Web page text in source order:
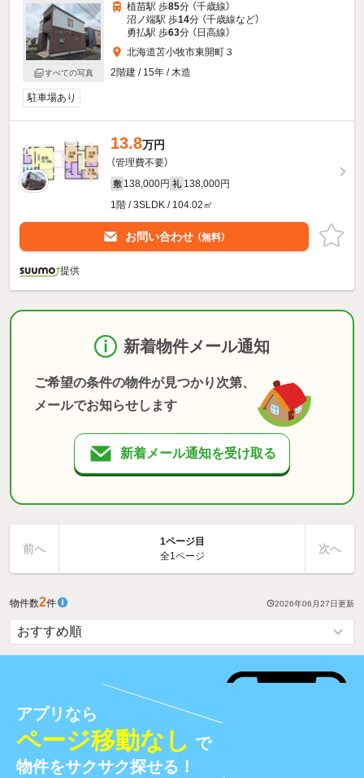
すべての写真
植苗駅 歩85分 （千歳線）
沼ノ端駅 歩14分 （千歳線など）
勇払駅 歩63分 （日高線）
北海道苫小牧市東開町３
2階建 / 15年 / 木造
駐車場あり
13.8万円
（管理費不要）
敷 138,000円 礼 138,000円
1階 / 3SLDK / 104.02㎡
お問い合わせ （無料）
提供
新着物件メール通知
ご希望の条件の物件が見つかり次第、
メールでお知らせします
新着メール通知を受け取る
前へ
1ページ目
全1ページ
次へ
物件数2件 2026年06月27日更新
アプリなら
ページ移動なし で
物件をサクサク探せる！